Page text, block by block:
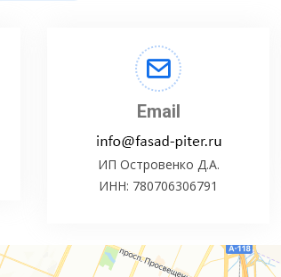
Email
ИП Островенко Д.А.
ИНН: 780706306791